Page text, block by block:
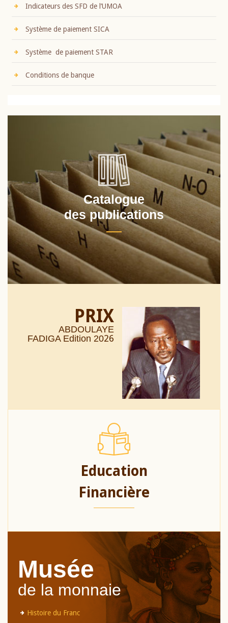
Indicateurs des SFD de l’UMOA
Système de paiement SICA
Système de paiement STAR
Conditions de banque
Catalogue
des publications
PRIX
ABDOULAYE
FADIGA Edition 2026
Education
Financière
Musée
de la monnaie
Histoire du Franc